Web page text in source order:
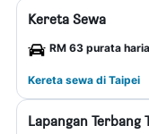
Kereta Sewa
RM 63 purata
Kereta sewa di Taipei
Lapangan Terbang